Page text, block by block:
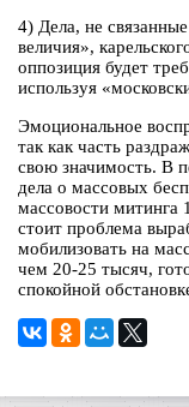
4) Дела, не
величия»,
оппозиция будет
используя
Эмоциональное
так как часть
свою значимость. В
дела о массовых
массовости митинга
стоит проблема
мобилизовать на
чем 20-25 тысяч,
спокойной